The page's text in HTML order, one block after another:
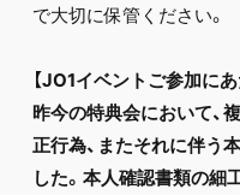
で大切に保管ください。
【JO1イベントご参加にあ
昨今の特典会において、
正行為、またそれに伴う
した。本人確認書類の細